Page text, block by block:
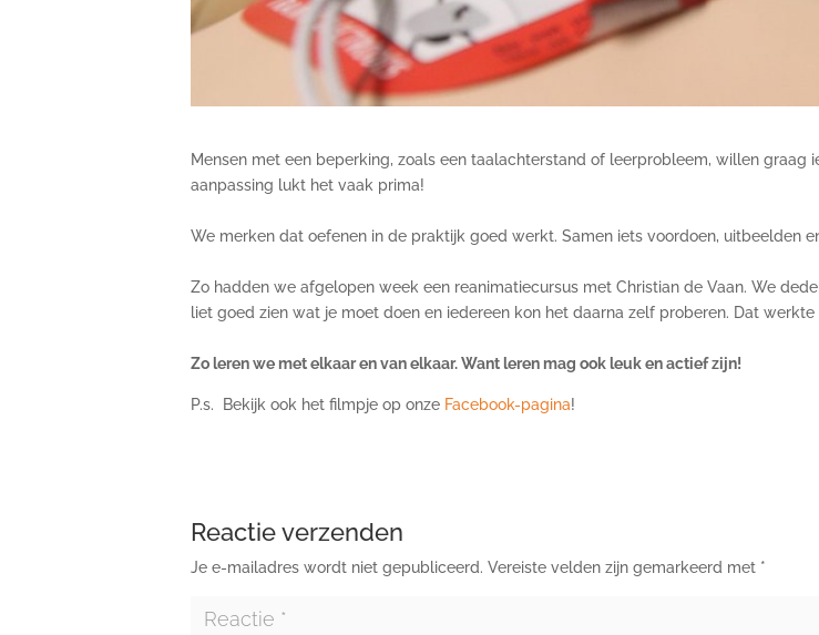
Mensen met een beperking, zoals een taalachterstand of leerprobleem, willen graag
aanpassing lukt het vaak prima!
We merken dat oefenen in de praktijk goed werkt. Samen iets voordoen, uitbeelden
Zo hadden we afgelopen week een reanimatiecursus met Christian de Vaan. We
liet goed zien wat je moet doen en iedereen kon het daarna zelf proberen. Dat werkte
Zo leren we met elkaar en van elkaar. Want leren mag ook leuk en actief zijn!
P.s. Bekijk ook het filmpje op onze Facebook-pagina!
Reactie verzenden
Je e-mailadres wordt niet gepubliceerd. Vereiste velden zijn gemarkeerd met *